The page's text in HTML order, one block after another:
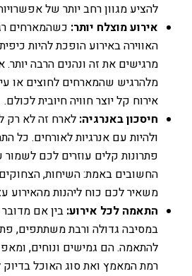
להציע מגוון רחב יותר של
אירוע מוצלח יותר: כשהמארחים
האווירה באירוע הופכת להיות
מרגישים את זה ונהנים הרבה יותר.
מלהרגיש שהמארחים לחוצים או
אירוח קל יוצר חוויה חיובית לכולם.
חיסכון באנרגיה: לארח זה לא רק
ולהיות עם אנרגיות לאורחים. כל
פתרונות קלים עוזרים לכם
החשובים באמת: השיחות,
משאיר לכם כוח ליהנות מהאירוע
התאמה לכל אירוע: בין אם מדובר
במסיבה גדולה ורבת משתתפים,
להתאמה. הם גמישים ונוחים,
רמת המאמץ ואת סוג האוכל